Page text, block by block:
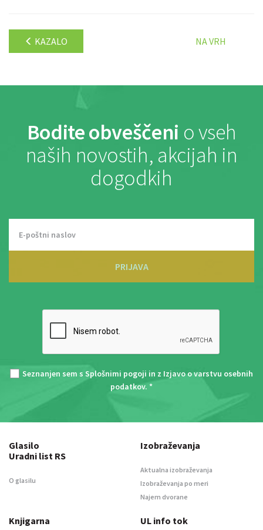
KAZALO NA VRH
Bodite obveščeni o vseh
naših novostih, akcijah in
dogodkih
PRIJAVA
Seznanjen sem s Splošnimi pogoji in z Izjavo o varstvu osebnih
podatkov. *
Glasilo
Uradni list RS
O glasilu
Izobraževanja
Aktualna izobraževanja
Izobraževanja po meri
Najem dvorane
Knjigarna UL info tok